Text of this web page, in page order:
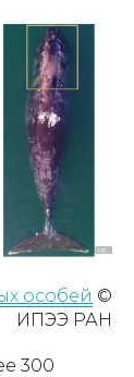
особей ©
ИПЭЭ РАН
300